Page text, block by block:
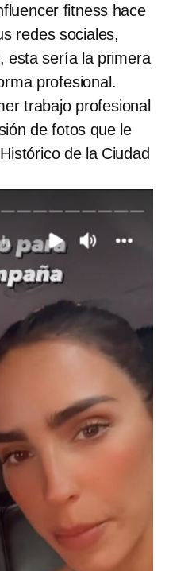
fitness hace
redes sociales,
esta sería la primera
profesional.
trabajo profesional
de fotos que le
de la Ciudad